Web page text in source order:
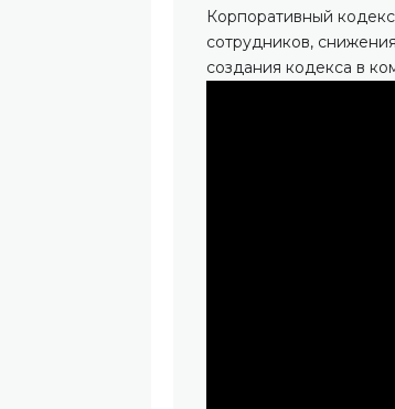
Корпоративный
сотрудников,
создания кодекса в